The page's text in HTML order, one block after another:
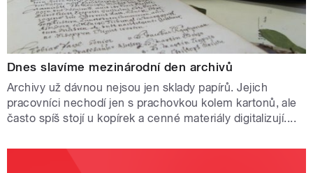
Dnes slavíme mezinárodní den archivů
Archivy už dávnou nejsou jen sklady papírů. Jejich
pracovníci nechodí jen s prachovkou kolem kartonů, ale
často spíš stojí u kopírek a cenné materiály digitalizují....